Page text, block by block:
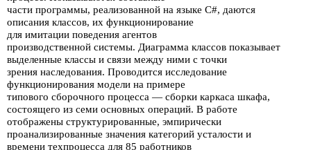
части про­граммы, реализованной на языке C#, даются
описания классов, их функцио­нирование
для имитации поведения агентов
производственной системы. Диа­грамма классов показывает
выделенные классы и связи между ними с точки
зрения наследования. Проводится исследование
функционирования модели на примере
типового сборочного процесса — сборки каркаса шкафа,
состоя­щего из семи основных операций. В работе
отображены структурированные, эмпирически
проанализированные значения категорий усталости и
времени техпроцесса для 85 работников